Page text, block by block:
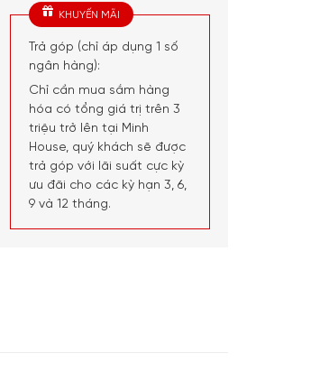
KHUYẾN MÃI
Trả góp (chỉ áp dụng 1 số
ngân hàng):
Chỉ cần mua sắm hàng
hóa có tổng giá trị trên 3
triệu trở lên tại Minh
House, quý khách sẽ được
trả góp với lãi suất cực kỳ
ưu đãi cho các kỳ hạn 3, 6,
9 và 12 tháng.